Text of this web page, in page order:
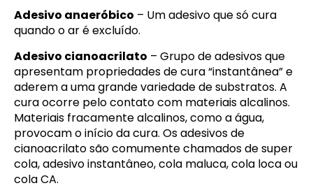
Adesivo anaeróbico – Um adesivo que só cura
quando o ar é excluído.
Adesivo cianoacrilato – Grupo de adesivos que
apresentam propriedades de cura “instantânea” e
aderem a uma grande variedade de substratos. A
cura ocorre pelo contato com materiais alcalinos.
Materiais fracamente alcalinos, como a água,
provocam o início da cura. Os adesivos de
cianoacrilato são comumente chamados de super
cola, adesivo instantâneo, cola maluca, cola loca ou
cola CA.